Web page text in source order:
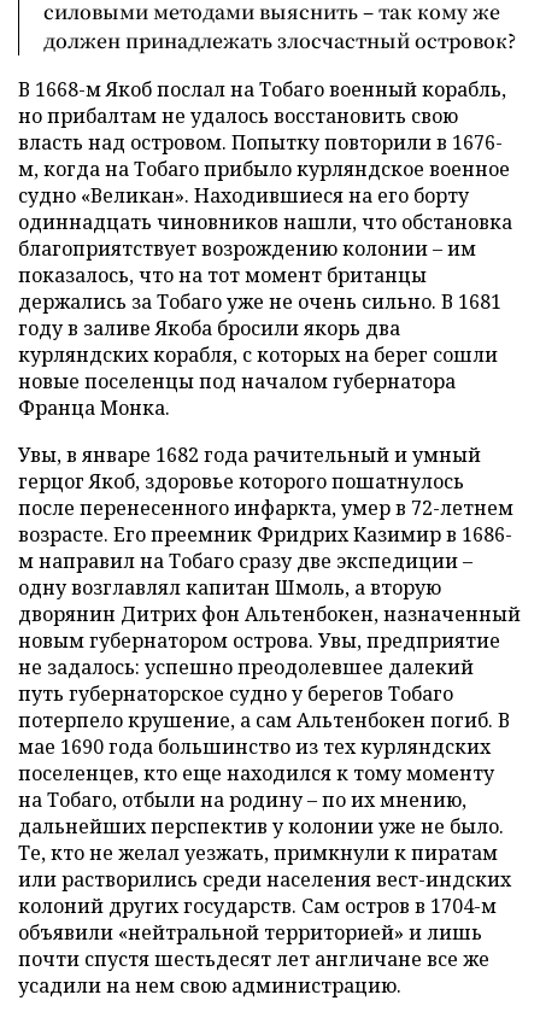
силовыми методами выяснить – так кому же
должен принадлежать злосчастный островок?
В 1668-м Якоб послал на Тобаго военный корабль,
но прибалтам не удалось восстановить свою
власть над островом. Попытку повторили в 1676-
м, когда на Тобаго прибыло курляндское военное
судно «Великан». Находившиеся на его борту
одиннадцать чиновников нашли, что обстановка
благоприятствует возрождению колонии – им
показалось, что на тот момент британцы
держались за Тобаго уже не очень сильно. В 1681
году в заливе Якоба бросили якорь два
курляндских корабля, с которых на берег сошли
новые поселенцы под началом губернатора
Франца Монка.
Увы, в январе 1682 года рачительный и умный
герцог Якоб, здоровье которого пошатнулось
после перенесенного инфаркта, умер в 72-летнем
возрасте. Его преемник Фридрих Казимир в 1686-
м направил на Тобаго сразу две экспедиции –
одну возглавлял капитан Шмоль, а вторую
дворянин Дитрих фон Альтенбокен, назначенный
новым губернатором острова. Увы, предприятие
не задалось: успешно преодолевшее далекий
путь губернаторское судно у берегов Тобаго
потерпело крушение, а сам Альтенбокен погиб. В
мае 1690 года большинство из тех курляндских
поселенцев, кто еще находился к тому моменту
на Тобаго, отбыли на родину – по их мнению,
дальнейших перспектив у колонии уже не было.
Те, кто не желал уезжать, примкнули к пиратам
или растворились среди населения вест-индских
колоний других государств. Сам остров в 1704-м
объявили «нейтральной территорией» и лишь
почти спустя шестьдесят лет англичане все же
усадили на нем свою администрацию.